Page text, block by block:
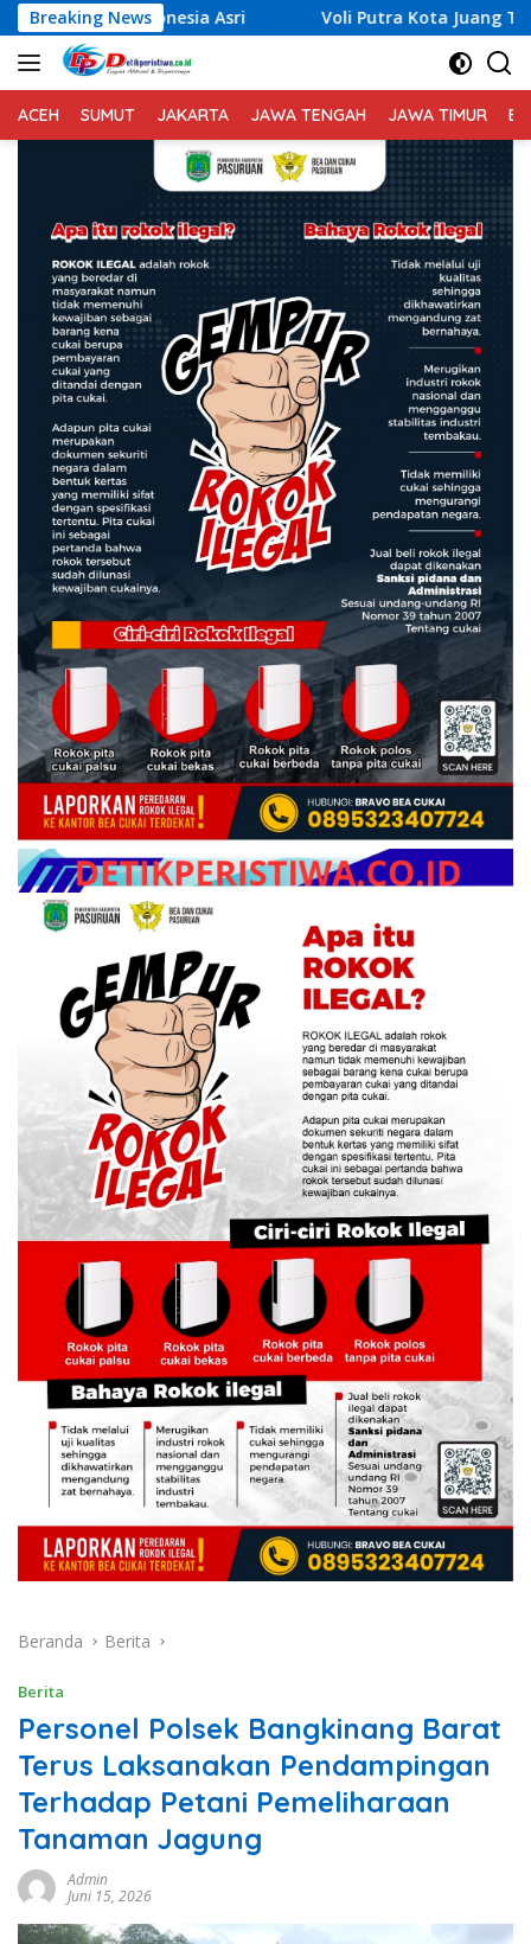
Langsung
ke
konten
Breaking News
Asri Voli Putra Kota Juang Terhenti di Babak 8
ACEH SUMUT JAKARTA JAWA TENGAH JAWA TIMUR
Beranda Berita
Berita
Personel Polsek Bangkinang Barat
Terus Laksanakan Pendampingan
Terhadap Petani Pemeliharaan
Tanaman Jagung
Admin
Juni 15, 2026